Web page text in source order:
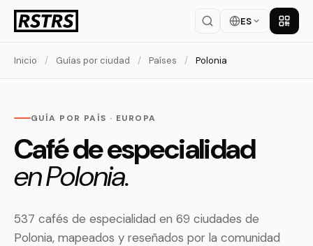
ES
Inicio / Guías por ciudad / Países / Polonia
GUÍA POR PAÍS · EUROPA
Café de especialidad
en Polonia.
537 cafés de especialidad en 69 ciudades de
Polonia, mapeados y reseñados por la comunidad